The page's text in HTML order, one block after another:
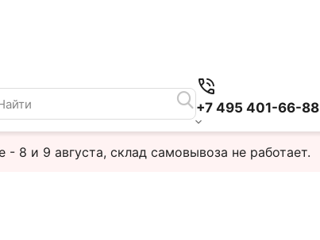
+7 495 401-66-88
- 8 и 9 августа, склад самовывоза не работает.